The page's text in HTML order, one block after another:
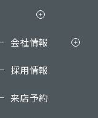
会社情報
採用情報
来店予約